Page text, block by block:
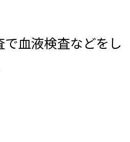
血液検査などをし